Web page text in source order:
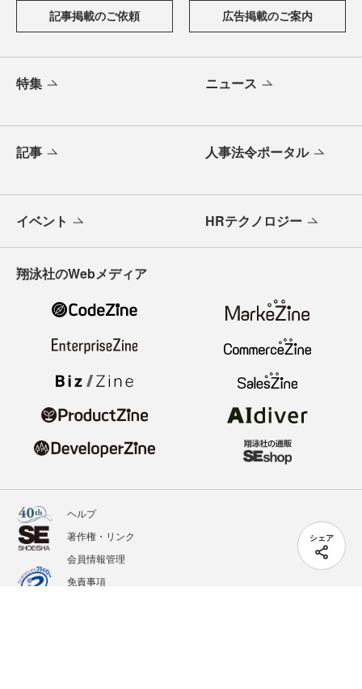
シェア
記事掲載のご依頼 広告掲載のご案内
特集 ニュース
記事 人事法令ポータル
イベント HRテクノロジー
翔泳社のWebメディア
ヘルプ
著作権・リンク
会員情報管理
免責事項